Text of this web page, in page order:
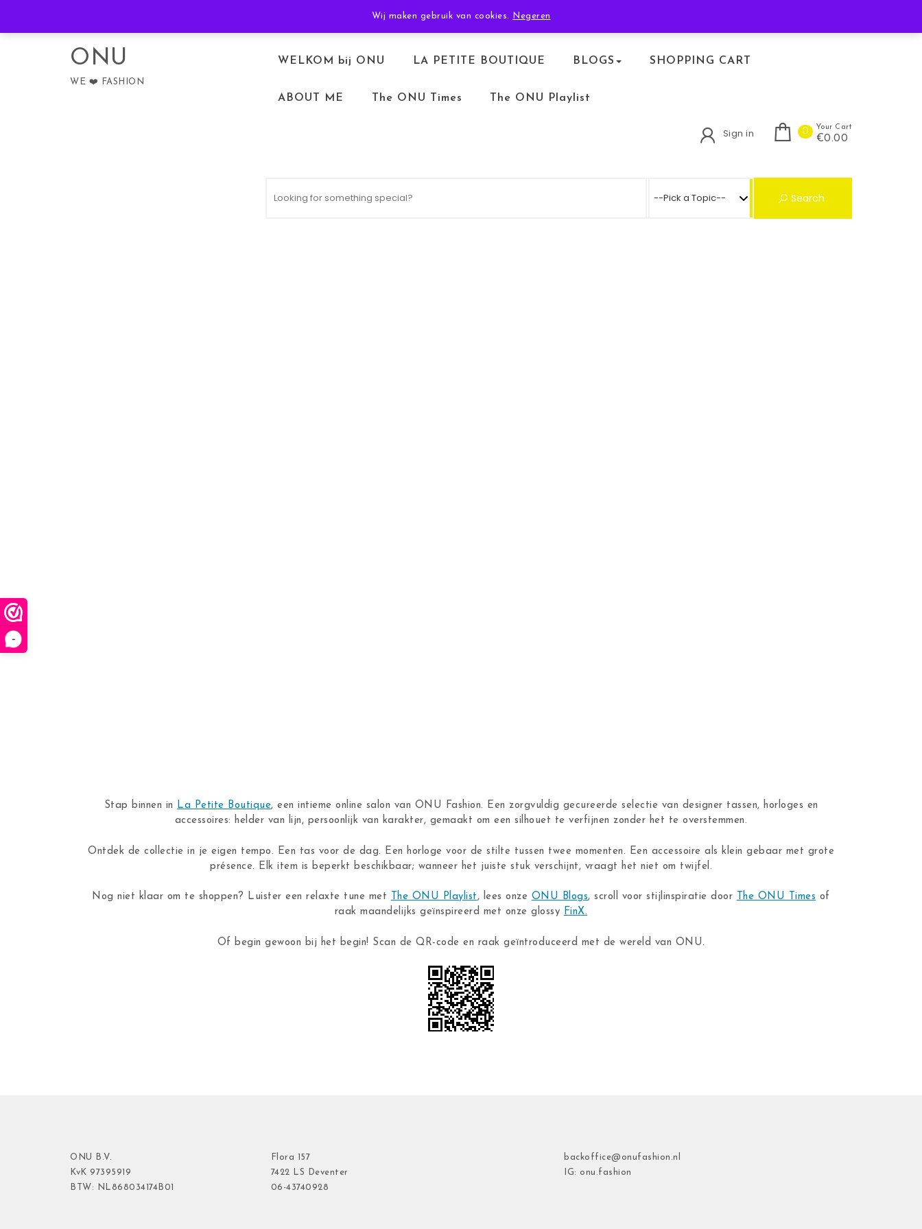
-
Wij maken gebruik van cookies. Negeren
TERUGBETALEN & RETOURNEREN ALGEMENE VOORWAARDEN
ONU
WE ❤️ FASHION
WELKOM bij ONU LA PETITE BOUTIQUE BLOGS SHOPPING CART
ABOUT ME The ONU Times The ONU Playlist
Sign in 0 Your Cart
€0.00
Search
Stap binnen in La Petite Boutique, een intieme online salon van ONU Fashion. Een zorgvuldig gecureerde selectie van designer tassen, horloges en
accessoires: helder van lijn, persoonlijk van karakter, gemaakt om een silhouet te verfijnen zonder het te overstemmen.
Ontdek de collectie in je eigen tempo. Een tas voor de dag. Een horloge voor de stilte tussen twee momenten. Een accessoire als klein gebaar met grote
présence. Elk item is beperkt beschikbaar; wanneer het juiste stuk verschijnt, vraagt het niet om twijfel.
Nog niet klaar om te shoppen? Luister een relaxte tune met The ONU Playlist, lees onze ONU Blogs, scroll voor stijlinspiratie door The ONU Times of
raak maandelijks geïnspireerd met onze glossy FinX.
Of begin gewoon bij het begin! Scan de QR-code en raak geïntroduceerd met de wereld van ONU.
ONU B.V.
KvK 97395919
BTW: NL868034174B01
Flora 157
7422 LS Deventer
06-43740928
backoffice@onufashion.nl
IG: onu.fashion